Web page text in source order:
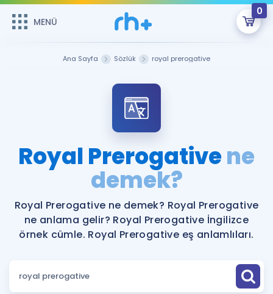
MENÜ
0
Şifremi Hatırlamıyorum
Sepetin Şu An Boş.
Remzi Hoca ile seni sınava hazırlayacak onlarca eğitim seni
bekliyor!
MENÜ
Katılımcı Görüşleri
Faydalı Araçlar
Ücretsiz Kaynaklar
Puan Hesaplama
Blog
İngilizce Gramer
Ana Sayfa Sözlük royal prerogative
Royal Prerogativene
demek?
Royal Prerogative ne demek? Royal Prerogative
ne anlama gelir? Royal Prerogative İngilizce
örnek cümle. Royal Prerogative eş anlamlıları.